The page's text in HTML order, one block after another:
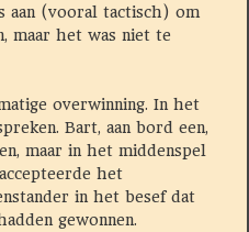
aan (vooral tactisch) om
maar het was niet te
overwinning. In het
Bart, aan bord een,
maar in het middenspel
het
in het besef dat
gewonnen.